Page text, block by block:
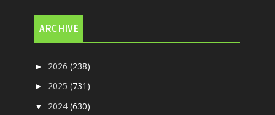
ARCHIVE
► 2026(238)
► 2025(731)
▼ 2024(630)